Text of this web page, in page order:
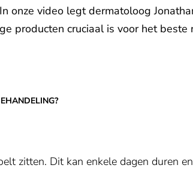
onze video legt dermatoloog
producten cruciaal is voor het beste
zitten. Dit kan enkele dagen duren